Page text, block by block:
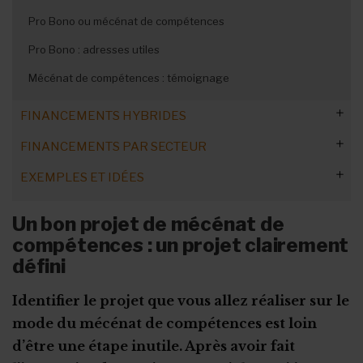
Pro Bono ou mécénat de compétences
Pro Bono : adresses utiles
Mécénat de compétences : témoignage
FINANCEMENTS HYBRIDES
Financement hybride : avis d'experts
Social Impact Bonds
Etude de cas : l'ASBL BeCode
FINANCEMENTS PAR SECTEUR
Aide aux migrants
Bien-être animal
Cohésion sociale et égalité des chances
Culture
Education
Insertion socioprofessionnelle
EXEMPLES ET IDÉES
Occuper temporairement un lieu
Erasmus + : formation et enseignement
Dons alimentaires
Team Pia : le don par SMS
Emprunter du matériel à un membre
Se financer sans subside
Un bon projet de mécénat de
compétences : un projet clairement
défini
Identifier le projet que vous allez réaliser sur le
mode du mécénat de compétences est loin
d’être une étape inutile. Après avoir fait